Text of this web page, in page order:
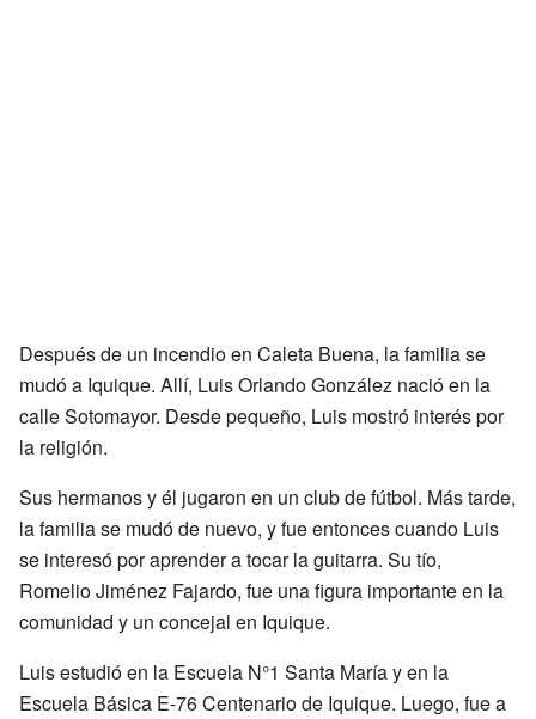
Después de un incendio en Caleta Buena, la familia se
mudó a Iquique. Allí, Luis Orlando González nació en la
calle Sotomayor. Desde pequeño, Luis mostró interés por
la religión.
Sus hermanos y él jugaron en un club de fútbol. Más tarde,
la familia se mudó de nuevo, y fue entonces cuando Luis
se interesó por aprender a tocar la guitarra. Su tío,
Romelio Jiménez Fajardo, fue una figura importante en la
comunidad y un concejal en Iquique.
Luis estudió en la Escuela N°1 Santa María y en la
Escuela Básica E-76 Centenario de Iquique. Luego, fue a